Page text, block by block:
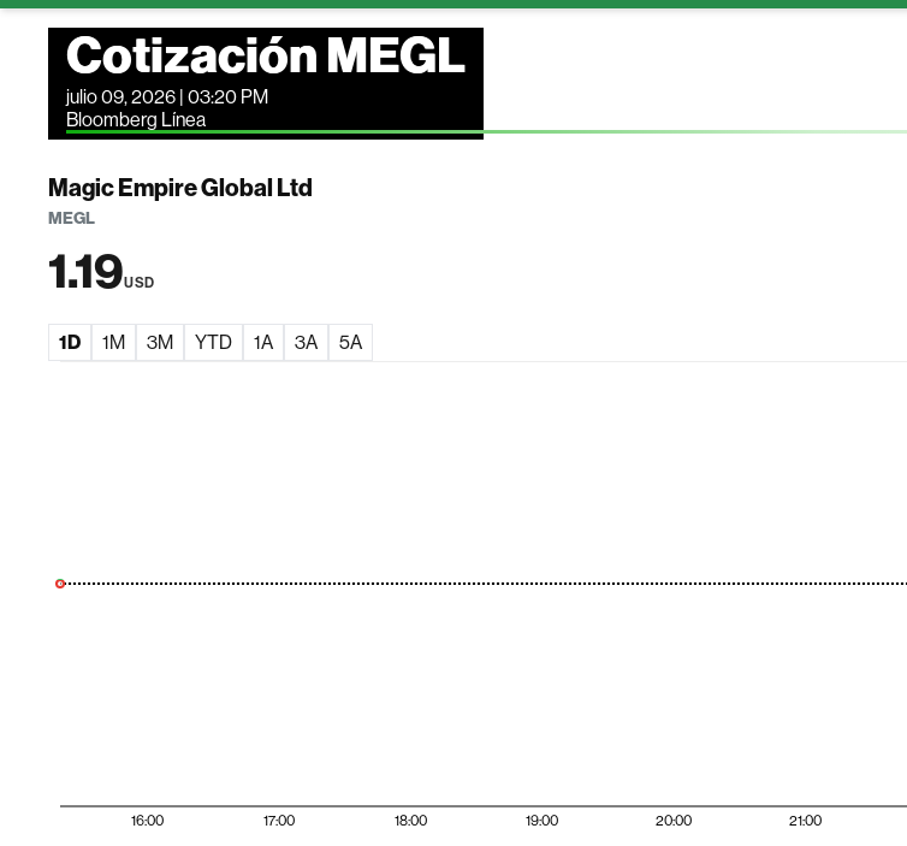
Cotización MEGL
julio 09, 2026 | 03:20 PM
Bloomberg Línea
Magic Empire Global Ltd
MEGL
1.19USD
1D 1M 3M YTD 1A 3A 5A
16:00 17:00 18:00 19:00 20:00 21:00